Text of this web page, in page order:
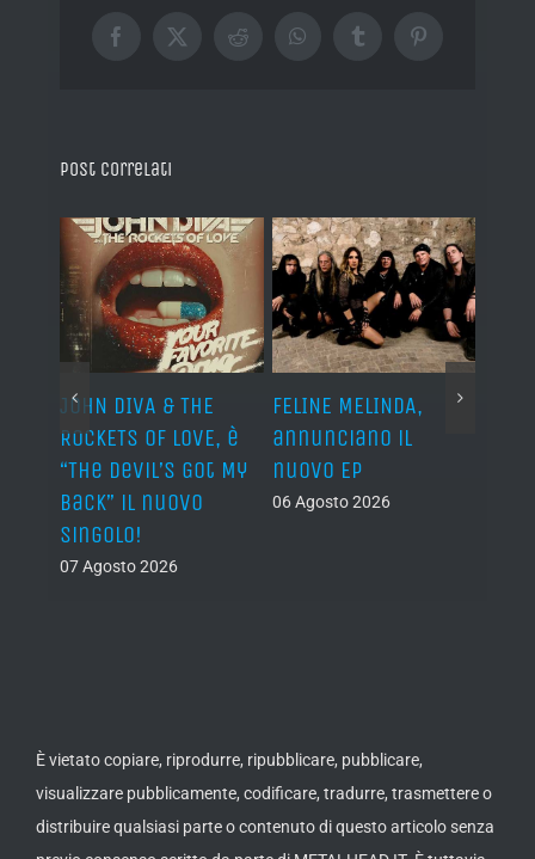
Facebook
X RedditWhatsAppTumblrPinterest
Post correlati
JOHN DIVA & THE
ROCKETS OF LOVE, è
“The Devil’s Got My
Back” il nuovo
singolo!
07 Agosto 2026
FELINE MELINDA,
annunciano il
nuovo EP
06 Agosto 2026
È vietato copiare, riprodurre, ripubblicare, pubblicare,
visualizzare pubblicamente, codificare, tradurre, trasmettere o
distribuire qualsiasi parte o contenuto di questo articolo senza